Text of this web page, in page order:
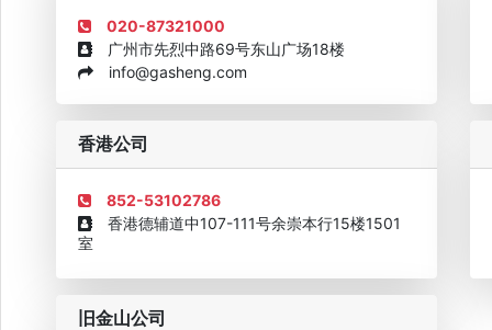
企业诚信AAAAA奖牌2015 欧美澳最具价值品牌移民机构
020-87321000
广州市先烈中路69号东山广场18楼
info@gasheng.com
香港公司
852-53102786
香港德辅道中107-111号余崇本行15楼1501
室
旧金山公司